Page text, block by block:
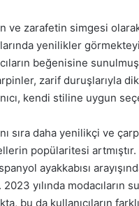
ve zarafetin simgesi
yenilikler
beğenisine
zarif duruşlarıyla
kendi stiline uygun
sıra daha yenilikçi ve
popülaritesi artmıştır.
ayakkabısı
2023 yılında
bu da kullanıcıların